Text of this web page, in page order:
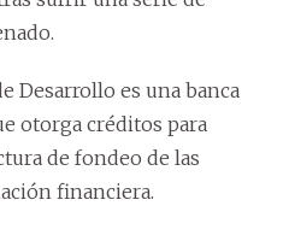
Desarrollo es una banca
otorga créditos para
de fondeo de las
financiera.